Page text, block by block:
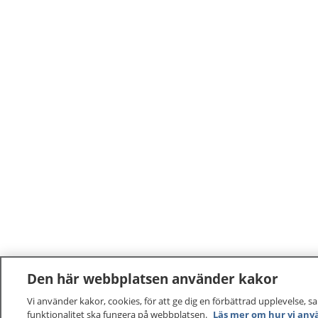
Den här webbplatsen använder kakor
Vi använder kakor, cookies, för att ge dig en förbättrad upplevelse,
funktionalitet ska fungera på webbplatsen. Läs mer om hur vi